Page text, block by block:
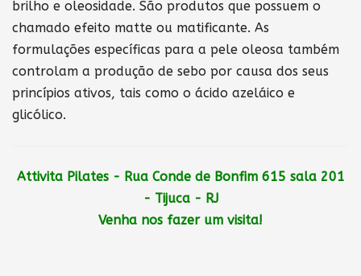
brilho e oleosidade. São produtos que possuem o
chamado efeito matte ou matificante. As
formulações específicas para a pele oleosa também
controlam a produção de sebo por causa dos seus
princípios ativos, tais como o ácido azeláico e
glicólico.
Attivita Pilates - Rua Conde de Bonfim 615 sala 201
- Tijuca - RJ
Venha nos fazer um visita!